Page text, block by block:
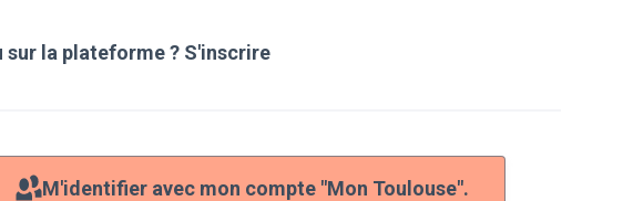
sur la plateforme ? S'inscrire
M'identifier avec mon compte "Mon Toulouse".